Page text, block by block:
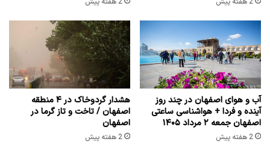
آب و هوای اصفهان در چند روز
آینده و فردا + هواشناسی ساعتی
اصفهان جمعه ۲ مرداد ۱۴۰۵
2 هفته پیش
هشدار گردوخاک در ۴ منطقه
اصفهان / تاخت و تاز گرما در
اصفهان
2 هفته پیش